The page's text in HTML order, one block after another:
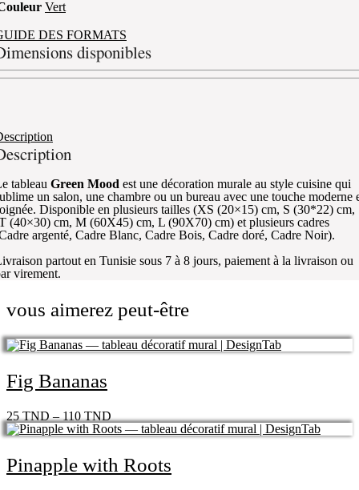
Vert
DES FORMATS
disponibles
tableau Green Mood est une décoration murale au style cuisine qui
un salon, une chambre ou un bureau avec une touche moderne
Disponible en plusieurs tailles (XS (20×15) cm, S (30*22) cm,
(40×30) cm, M (60X45) cm, L (90X70) cm) et plusieurs cadres
argenté, Cadre Blanc, Cadre Bois, Cadre doré, Cadre Noir).
partout en Tunisie sous 7 à 8 jours, paiement à la livraison ou
virement.
vous aimerez peut-être
Fig Bananas
25TND–110TND
Pinapple with Roots